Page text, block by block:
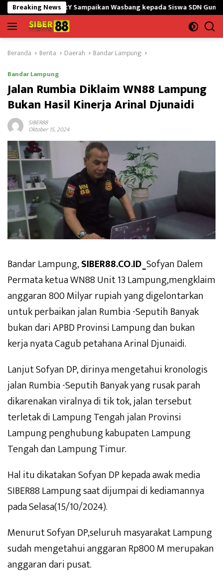
Langsung
ke
konten
Breaking News
Sampaikan Wasbang kepada Siswa SDN Gunung Susu
Beranda Berita Daerah Bandar Lampung
Bandar Lampung
Jalan Rumbia Diklaim WN88 Lampung
Bukan Hasil Kinerja Arinal Djunaidi
SIBER88
Oktober 15, 2024
Bandar Lampung,SIBER88.CO.ID_ Sofyan Dalem
Permata ketua WN88 Unit 13 Lampung,mengklaim
anggaran 800 Milyar rupiah yang digelontarkan
untuk perbaikan jalan Rumbia -Seputih Banyak
bukan dari APBD Provinsi Lampung dan bukan
kerja nyata Cagub petahana Arinal Djunaidi.
Lanjut Sofyan DP, dirinya mengetahui kronologis
jalan Rumbia -Seputih Banyak yang rusak parah
dikarenakan viralnya di tik tok, jalan tersebut
terletak di Lampung Tengah jalan Provinsi
Lampung penghubung kabupaten Lampung
Tengah dan Lampung Timur.
Hal itu dikatakan Sofyan DP kepada awak media
SIBER88 Lampung saat dijumpai di kediamannya
pada Selasa(15/10/2024).
Menurut Sofyan DP,seluruh masyarakat Lampung
sudah mengetahui anggaran Rp800 M merupakan
anggaran dari pusat.